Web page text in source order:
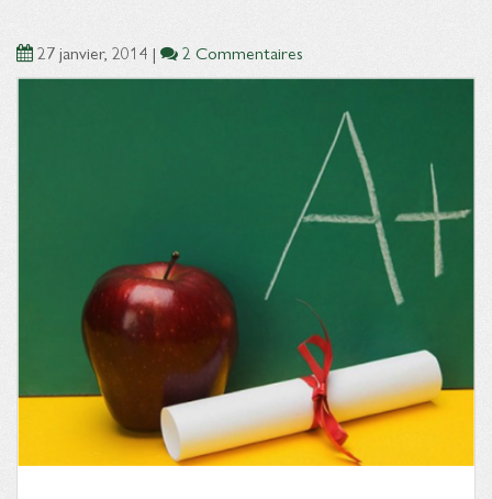
27 janvier, 2014 | 2 Commentaires